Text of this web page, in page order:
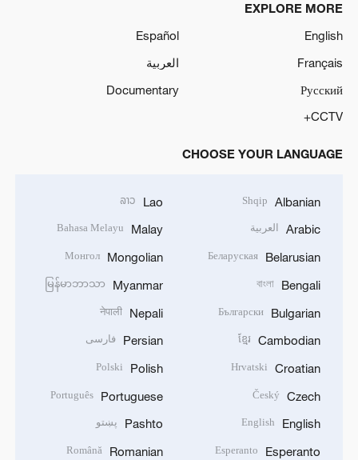
EXPLORE MORE
English
Español
Français
العربية
Русский
Documentary
CCTV+
CHOOSE YOUR LANGUAGE
Albanian
Shqip
Arabic العربية
Belarusian
Беларуская
Bengali
বাংলা
Bulgarian
Български
Cambodian
ខ្មែរ
Croatian
Hrvatski
Czech
Český
English
English
Esperanto
Esperanto
Lao
ລາວ
Malay
Bahasa Melayu
Mongolian
Монгол
Myanmar
မြန်မာဘာသာ
Nepali
नेपाली
Persian فارسی
Polish
Polski
Portuguese
Português
Pashto پښتو
Romanian
Română